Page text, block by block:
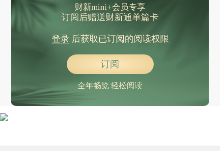
财新mini+会员专享
订阅后赠送财新通单篇卡
登录后获取已订阅的阅读权限
订阅
全年畅览 轻松阅读